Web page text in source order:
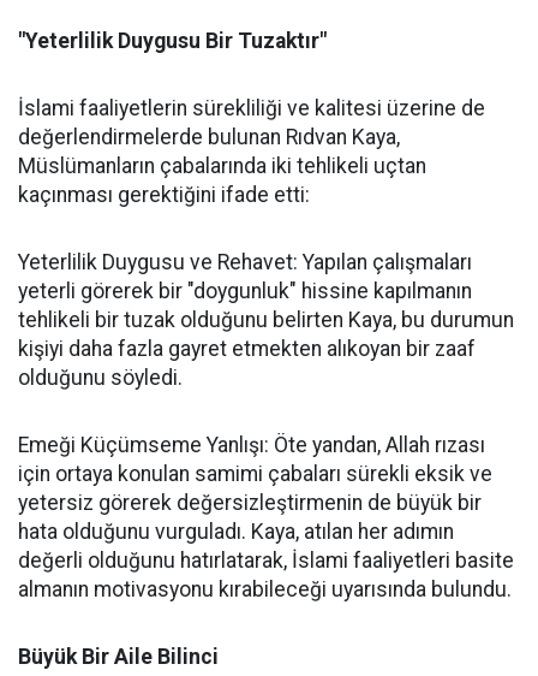
"Yeterlilik Duygusu Bir Tuzaktır"
İslami faaliyetlerin sürekliliği ve kalitesi üzerine de
değerlendirmelerde bulunan Rıdvan Kaya,
Müslümanların çabalarında iki tehlikeli uçtan
kaçınması gerektiğini ifade etti:
Yeterlilik Duygusu ve Rehavet: Yapılan çalışmaları
yeterli görerek bir "doygunluk" hissine kapılmanın
tehlikeli bir tuzak olduğunu belirten Kaya, bu durumun
kişiyi daha fazla gayret etmekten alıkoyan bir zaaf
olduğunu söyledi.
Emeği Küçümseme Yanlışı: Öte yandan, Allah rızası
için ortaya konulan samimi çabaları sürekli eksik ve
yetersiz görerek değersizleştirmenin de büyük bir
hata olduğunu vurguladı. Kaya, atılan her adımın
değerli olduğunu hatırlatarak, İslami faaliyetleri basite
almanın motivasyonu kırabileceği uyarısında bulundu.
Büyük Bir Aile Bilinci